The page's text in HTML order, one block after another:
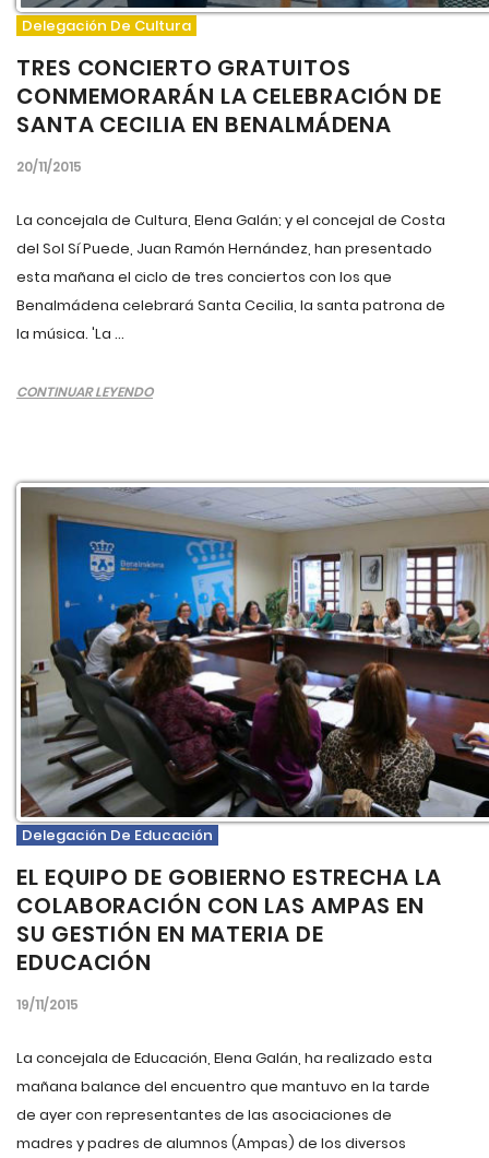
Delegación De Cultura
TRES CONCIERTO GRATUITOS
CONMEMORARÁN LA CELEBRACIÓN DE
SANTA CECILIA EN BENALMÁDENA
20/11/2015
La concejala de Cultura, Elena Galán; y el concejal de Costa
del Sol Sí Puede, Juan Ramón Hernández, han presentado
esta mañana el ciclo de tres conciertos con los que
Benalmádena celebrará Santa Cecilia, la santa patrona de
la música. 'La ...
CONTINUAR LEYENDO
Delegación De Educación
EL EQUIPO DE GOBIERNO ESTRECHA LA
COLABORACIÓN CON LAS AMPAS EN
SU GESTIÓN EN MATERIA DE
EDUCACIÓN
19/11/2015
La concejala de Educación, Elena Galán, ha realizado esta
mañana balance del encuentro que mantuvo en la tarde
de ayer con representantes de las asociaciones de
madres y padres de alumnos (Ampas) de los diversos